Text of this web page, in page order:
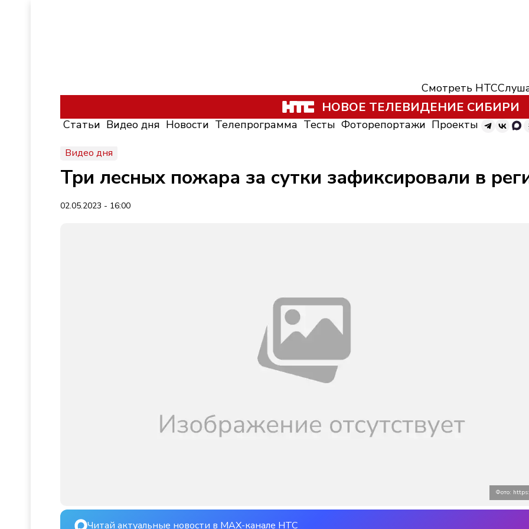
Смотреть НТС
НОВОЕ ТЕЛЕВИДЕНИЕ СИБИРИ
Статьи Видео дня Новости Телепрограмма Тесты Фоторепортажи Проекты
Видео дня
Три лесных пожара за сутки зафиксировали в
02.05.2023 - 16:00
Фото:
Читай актуальные новости в MAX-канале НТС